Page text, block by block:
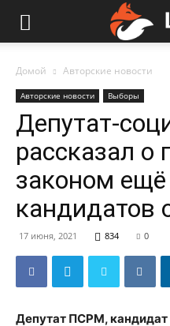
Домой Авторские новости
Авторские новости Выборы
Депутат-
рассказал о
законом ещё
кандидатов
17 июня, 2021 834 0
Депутат ПСРМ, кандидат